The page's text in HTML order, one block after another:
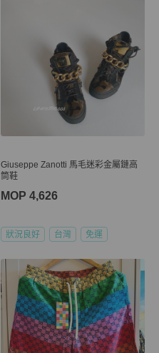
Giuseppe Zanotti 馬毛迷彩金屬鏈高
筒鞋
MOP 4,626
狀況良好 台灣 免運